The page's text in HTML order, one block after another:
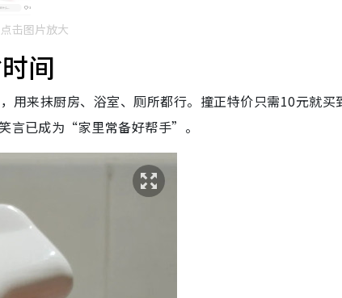
点击图片放大
间
用来抹厨房、浴室、厕所都行。撞正特价只需10元就
已成为“家里常备好帮手”。